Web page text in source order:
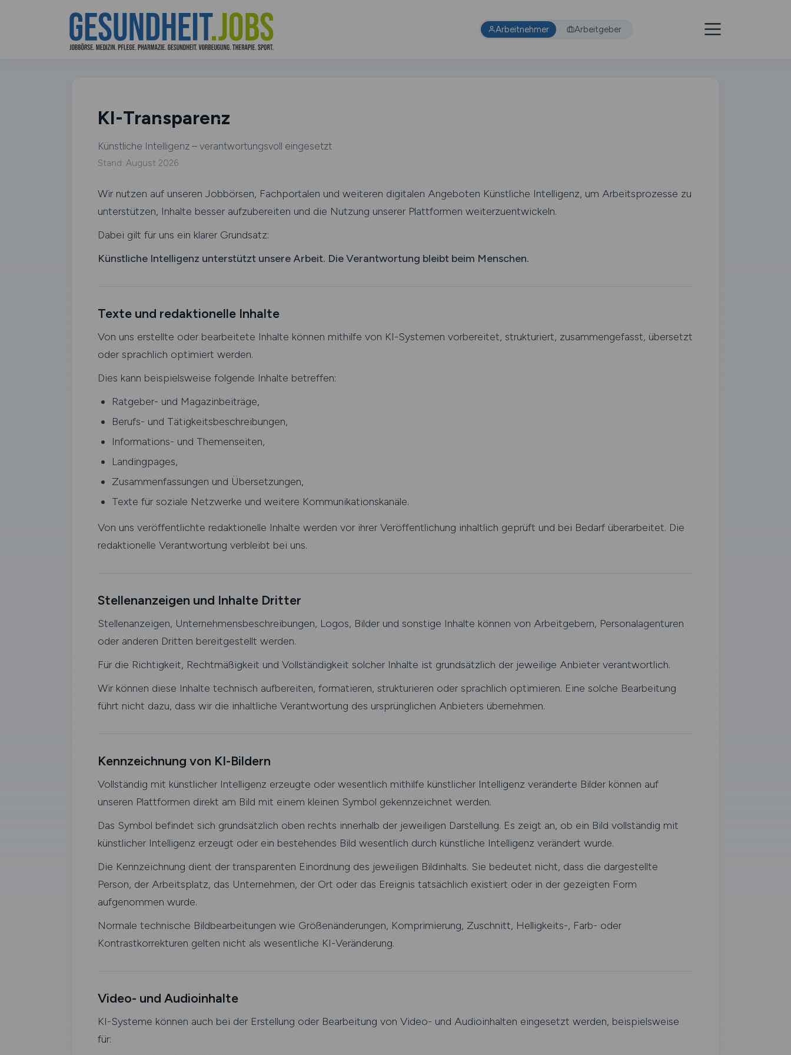
Arbeitnehmer Arbeitgeber
KI-Transparenz
Künstliche Intelligenz – verantwortungsvoll eingesetzt
Stand: August 2026
Wir nutzen auf unseren Jobbörsen, Fachportalen und weiteren digitalen Angeboten Künstliche Intelligenz, um Arbeitsprozesse zu
unterstützen, Inhalte besser aufzubereiten und die Nutzung unserer Plattformen weiterzuentwickeln.
Dabei gilt für uns ein klarer Grundsatz:
Künstliche Intelligenz unterstützt unsere Arbeit. Die Verantwortung bleibt beim Menschen.
Texte und redaktionelle Inhalte
Von uns erstellte oder bearbeitete Inhalte können mithilfe von KI-Systemen vorbereitet, strukturiert, zusammengefasst, übersetzt
oder sprachlich optimiert werden.
Dies kann beispielsweise folgende Inhalte betreffen:
Ratgeber- und Magazinbeiträge,
Berufs- und Tätigkeitsbeschreibungen,
Informations- und Themenseiten,
Landingpages,
Zusammenfassungen und Übersetzungen,
Texte für soziale Netzwerke und weitere Kommunikationskanäle.
Von uns veröffentlichte redaktionelle Inhalte werden vor ihrer Veröffentlichung inhaltlich geprüft und bei Bedarf überarbeitet. Die
redaktionelle Verantwortung verbleibt bei uns.
Stellenanzeigen und Inhalte Dritter
Stellenanzeigen, Unternehmensbeschreibungen, Logos, Bilder und sonstige Inhalte können von Arbeitgebern, Personalagenturen
oder anderen Dritten bereitgestellt werden.
Für die Richtigkeit, Rechtmäßigkeit und Vollständigkeit solcher Inhalte ist grundsätzlich der jeweilige Anbieter verantwortlich.
Wir können diese Inhalte technisch aufbereiten, formatieren, strukturieren oder sprachlich optimieren. Eine solche Bearbeitung
führt nicht dazu, dass wir die inhaltliche Verantwortung des ursprünglichen Anbieters übernehmen.
Kennzeichnung von KI-Bildern
Vollständig mit künstlicher Intelligenz erzeugte oder wesentlich mithilfe künstlicher Intelligenz veränderte Bilder können auf
unseren Plattformen direkt am Bild mit einem kleinen Symbol gekennzeichnet werden.
Das Symbol befindet sich grundsätzlich oben rechts innerhalb der jeweiligen Darstellung. Es zeigt an, ob ein Bild vollständig mit
künstlicher Intelligenz erzeugt oder ein bestehendes Bild wesentlich durch künstliche Intelligenz verändert wurde.
Die Kennzeichnung dient der transparenten Einordnung des jeweiligen Bildinhalts. Sie bedeutet nicht, dass die dargestellte
Person, der Arbeitsplatz, das Unternehmen, der Ort oder das Ereignis tatsächlich existiert oder in der gezeigten Form
aufgenommen wurde.
Normale technische Bildbearbeitungen wie Größenänderungen, Komprimierung, Zuschnitt, Helligkeits-, Farb- oder
Kontrastkorrekturen gelten nicht als wesentliche KI-Veränderung.
Video- und Audioinhalte
KI-Systeme können auch bei der Erstellung oder Bearbeitung von Video- und Audioinhalten eingesetzt werden, beispielsweise
für: